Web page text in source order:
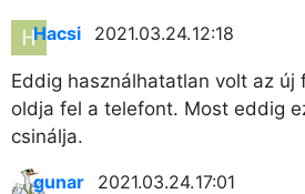
Hacsi 2021.03.24. 12:18
Eddig használhatatlan volt az új
oldja fel a telefont. Most eddig
csinálja.
gunar 2021.03.24. 17:01